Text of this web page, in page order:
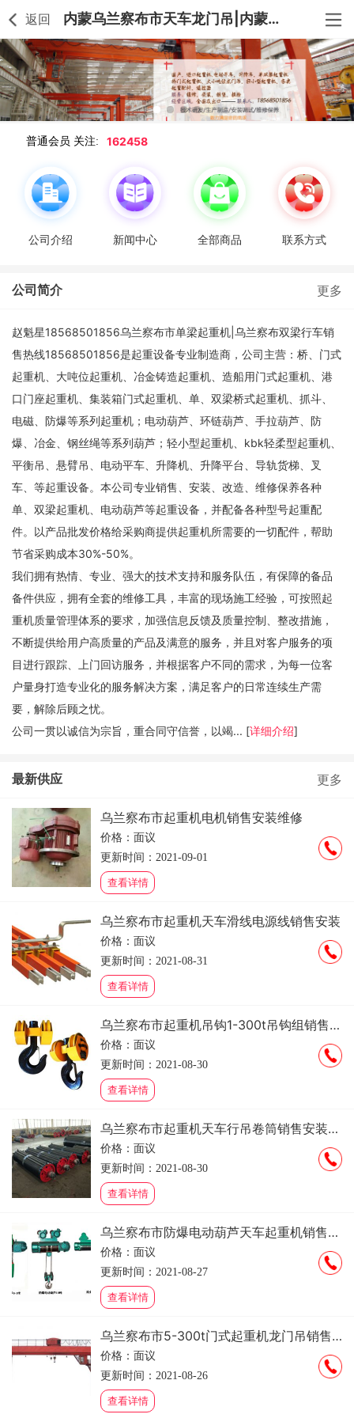
返回 内蒙乌兰察布市天车龙门吊|内蒙乌兰察布单双梁桥式门式起重机销售安装维修报检
普通会员 关注: 162458
公司介绍 新闻中心 全部商品 联系方式
公司简介 更多
赵魁星18568501856乌兰察布市单梁起重机|乌兰察布双梁行车销
售热线18568501856是起重设备专业制造商，公司主营：桥、门式
起重机、大吨位起重机、冶金铸造起重机、造船用门式起重机、港
口门座起重机、集装箱门式起重机、单、双梁桥式起重机、抓斗、
电磁、防爆等系列起重机；电动葫芦、环链葫芦、手拉葫芦、防
爆、冶金、钢丝绳等系列葫芦；轻小型起重机、kbk轻柔型起重机、
平衡吊、悬臂吊、电动平车、升降机、升降平台、导轨货梯、叉
车、等起重设备。本公司专业销售、安装、改造、维修保养各种
单、双梁起重机、电动葫芦等起重设备，并配备各种型号起重配
件。以产品批发价格给采购商提供起重机所需要的一切配件，帮助
节省采购成本30%-50%。
我们拥有热情、专业、强大的技术支持和服务队伍，有保障的备品
备件供应，拥有全套的维修工具，丰富的现场施工经验，可按照起
重机质量管理体系的要求，加强信息反馈及质量控制、整改措施，
不断提供给用户高质量的产品及满意的服务，并且对客户服务的项
目进行跟踪、上门回访服务，并根据客户不同的需求，为每一位客
户量身打造专业化的服务解决方案，满足客户的日常连续生产需
要，解除后顾之忧。
公司一贯以诚信为宗旨，重合同守信誉，以竭... [详细介绍]
最新供应 更多
乌兰察布市起重机电机销售安装维修
价格：面议
更新时间：2021-09-01
查看详情
乌兰察布市起重机天车滑线电源线销售安装
价格：面议
更新时间：2021-08-31
查看详情
乌兰察布市起重机吊钩1-300t吊钩组销售安装维修
价格：面议
更新时间：2021-08-30
查看详情
乌兰察布市起重机天车行吊卷筒销售安装维修
价格：面议
更新时间：2021-08-30
查看详情
乌兰察布市防爆电动葫芦天车起重机销售安装维修
价格：面议
更新时间：2021-08-27
查看详情
乌兰察布市5-300t门式起重机龙门吊销售安装维修
价格：面议
更新时间：2021-08-26
查看详情